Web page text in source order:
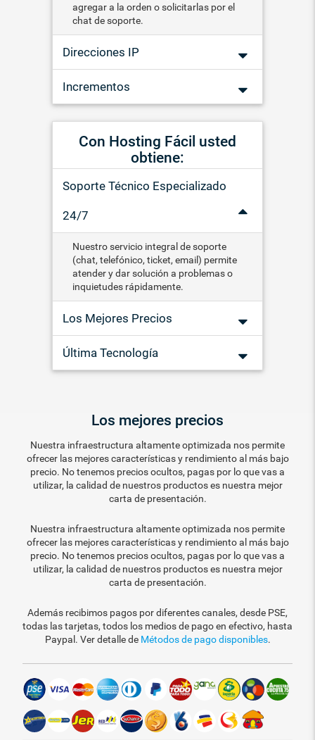
agregar a la orden o solicitarlas por el
chat de soporte.
Direcciones IP
Incrementos
Con Hosting Fácil usted
obtiene:
Soporte Técnico Especializado
24/7
Nuestro servicio integral de soporte
(chat, telefónico, ticket, email) permite
atender y dar solución a problemas o
inquietudes rápidamente.
Los Mejores Precios
Última Tecnología
Los mejores precios
Nuestra infraestructura altamente optimizada nos permite
ofrecer las mejores características y rendimiento al más bajo
precio. No tenemos precios ocultos, pagas por lo que vas a
utilizar, la calidad de nuestros productos es nuestra mejor
carta de presentación.
Nuestra infraestructura altamente optimizada nos permite
ofrecer las mejores características y rendimiento al más bajo
precio. No tenemos precios ocultos, pagas por lo que vas a
utilizar, la calidad de nuestros productos es nuestra mejor
carta de presentación.
Además recibimos pagos por diferentes canales, desde PSE,
todas las tarjetas, todos los medios de pago en efectivo, hasta
Paypal. Ver detalle de Métodos de pago disponibles.